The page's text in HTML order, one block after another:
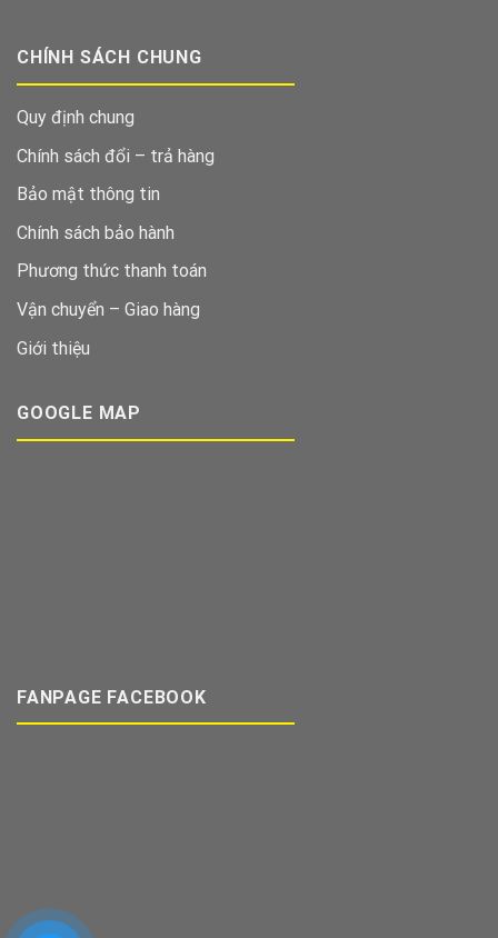
CHÍNH SÁCH CHUNG
Quy định chung
Chính sách đổi – trả hàng
Bảo mật thông tin
Chính sách bảo hành
Phương thức thanh toán
Vận chuyển – Giao hàng
Giới thiệu
GOOGLE MAP
FANPAGE FACEBOOK